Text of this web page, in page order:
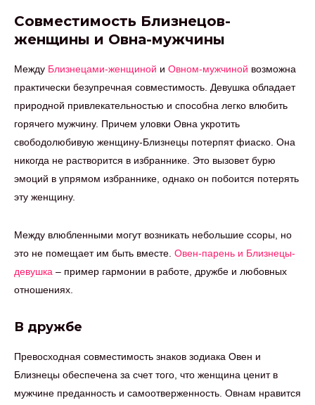
Совместимость Близнецов-
женщины и Овна-мужчины
Между Близнецами-женщиной и Овном-мужчиной возможна
практически безупречная совместимость. Девушка обладает
природной привлекательностью и способна легко влюбить
горячего мужчину. Причем уловки Овна укротить
свободолюбивую женщину-Близнецы потерпят фиаско. Она
никогда не растворится в избраннике. Это вызовет бурю
эмоций в упрямом избраннике, однако он побоится потерять
эту женщину.
Между влюбленными могут возникать небольшие ссоры, но
это не помещает им быть вместе. Овен-парень и Близнецы-
девушка – пример гармонии в работе, дружбе и любовных
отношениях.
В дружбе
Превосходная совместимость знаков зодиака Овен и
Близнецы обеспечена за счет того, что женщина ценит в
мужчине преданность и самоотверженность. Овнам нравится